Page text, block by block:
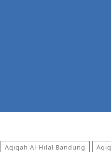
Aqiqah Al-Hilal Bandung